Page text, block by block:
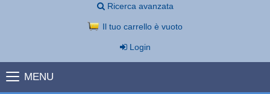
Ricerca avanzata
Il tuo carrello è vuoto
Login
MENU